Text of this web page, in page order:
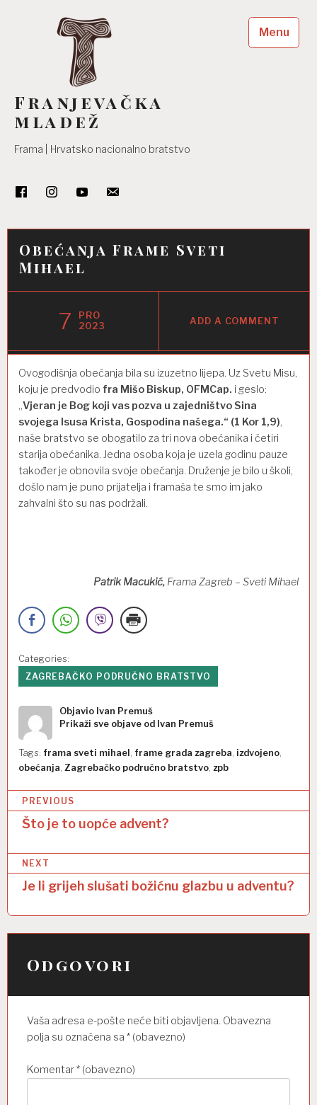
Franjevačka
mladež
Frama | Hrvatsko nacionalno bratstvo
Menu
Obećanja Frame Sveti
Mihael
7
PRO
2023
ADD A COMMENT
Ovogodišnja obećanja bila su izuzetno lijepa. Uz Svetu Misu,
koju je predvodio fra Mišo Biskup, OFMCap. i geslo:
„Vjeran je Bog koji vas pozva u zajedništvo Sina
svojega Isusa Krista, Gospodina našega.“ (1 Kor 1,9),
naše bratstvo se obogatilo za tri nova obećanika i četiri
starija obećanika. Jedna osoba koja je uzela godinu pauze
također je obnovila svoje obećanja. Druženje je bilo u školi,
došlo nam je puno prijatelja i framaša te smo im jako
zahvalni što su nas podržali.
Patrik Macukić, Frama Zagreb – Sveti Mihael
Categories:
ZAGREBAČKO PODRUČNO BRATSTVO
Objavio Ivan Premuš
Prikaži sve objave od Ivan Premuš
Tags: frama sveti mihael frame grada zagreba izdvojeno
obećanja Zagrebačko područno bratstvo zpb
N
a
v
i
g
a
c
PREVIOUS
Što je to uopće advent?
NEXT
Je li grijeh slušati božićnu glazbu u adventu?
Odgovori
Vaša adresa e-pošte neće biti objavljena. Obavezna
polja su označena sa * (obavezno)
Komentar* (obavezno)